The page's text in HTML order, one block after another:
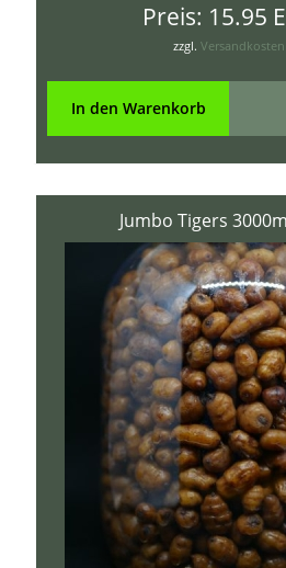
Preis: 15.95
zzgl. Versandkosten
In den Warenkorb
Jumbo Tigers